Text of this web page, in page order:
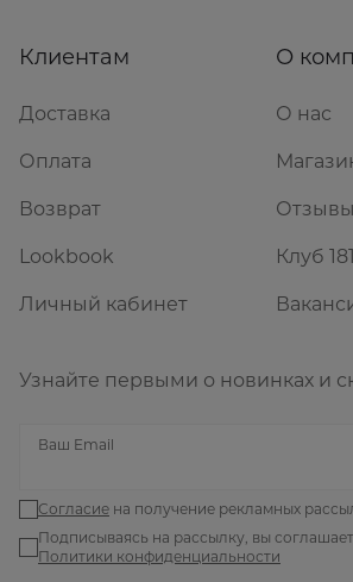
Клиентам
Доставка
Оплата
Возврат
Lookbook
Личный кабинет
О
О нас
Отзывы
Клуб
Узнайте первыми о новинках и
Ваш Email
Согласие на получение рекламных
Подписываясь на рассылку, вы
Политики конфиденциальности